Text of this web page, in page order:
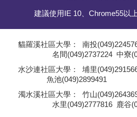
建議使用IE 10、Chrome55以
貓羅溪社區大學： 南投
名間(049)2737224 中寮
水沙連社區大學： 埔里
魚池(049)2899491
濁水溪社區大學： 竹山
水里(049)2777816 鹿谷